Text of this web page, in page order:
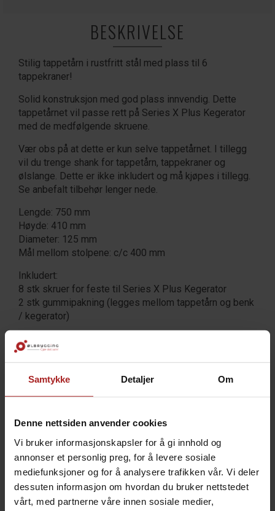
Samtykke Detaljer Om
Denne nettsiden anvender cookies
Vi bruker informasjonskapsler for å gi innhold og
annonser et personlig preg, for å levere sosiale
mediefunksjoner og for å analysere trafikken vår. Vi deler
dessuten informasjon om hvordan du bruker nettstedet
vårt, med partnerne våre innen sosiale medier,
BESKRIVELSE
Stilig tappetårn i rustfritt stål med plass til 6
tappekraner!
Solid konstruksjon med god plass innvendig. Dette
tappetårnet vil passe rett på Series X Plus Kegerator
med de medfølgende skruene.
Vær obs på at dette er kun selve tappetårnet. I tillegg
vil du trenge shank for tappetårn, tappekraner og
ølslange. Dette er ikke inkludert og må kjøpes i tillegg.
Se anbefalt tilbehør lenger nede.
Lengde: 750 mm
Høyde: 410 mm
Diameter: 125 mm
Mål mellom stolpene: c/c 400 mm
Inkludert:
8 stk skruer for feste til Series X Plus Kegerator
2 stk gummipakning (legges mellom tappetårn og benk
/ kegerator)
TEKNISK INFO
Bruksområde
Øl
TILBEHØR